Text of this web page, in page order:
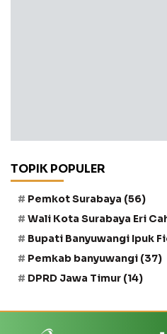
TOPIK POPULER
Pemkot Surabaya (56)
Wali Kota Surabaya Eri
Bupati Banyuwangi Ipuk
Pemkab banyuwangi (37)
DPRD Jawa Timur (14)